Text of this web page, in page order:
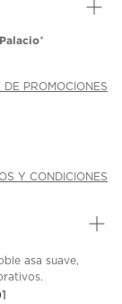
*
DE PROMOCIONES
Y CONDICIONES
asa suave,